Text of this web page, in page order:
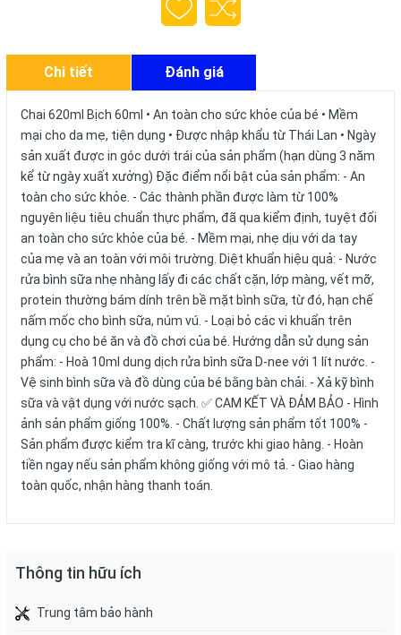
Chi tiết Đánh giá
Chai 620ml Bịch 60ml • An toàn cho sức khỏe của bé • Mềm
mại cho da mẹ, tiện dụng • Được nhập khẩu từ Thái Lan • Ngày
sản xuất được in góc dưới trái của sản phẩm (hạn dùng 3 năm
kể từ ngày xuất xưởng) Đặc điểm nổi bật của sản phẩm: - An
toàn cho sức khỏe. - Các thành phần được làm từ 100%
nguyên liệu tiêu chuẩn thực phẩm, đã qua kiểm định, tuyệt đối
an toàn cho sức khỏe của bé. - Mềm mại, nhẹ dịu với da tay
của mẹ và an toàn với môi trường. Diệt khuẩn hiệu quả: - Nước
rửa bình sữa nhẹ nhàng lấy đi các chất cặn, lớp màng, vết mỡ,
protein thường bám dính trên bề mặt bình sữa, từ đó, hạn chế
nấm mốc cho bình sữa, núm vú. - Loại bỏ các vi khuẩn trên
dụng cụ cho bé ăn và đồ chơi của bé. Hướng dẫn sử dụng sản
phẩm: - Hoà 10ml dung dịch rửa bình sữa D-nee với 1 lít nước. -
Vệ sinh bình sữa và đồ dùng của bé bằng bàn chải. - Xả kỹ bình
sữa và vật dụng với nước sạch. ✅ CAM KẾT VÀ ĐẢM BẢO - Hình
ảnh sản phẩm giống 100%. - Chất lượng sản phẩm tốt 100% -
Sản phẩm được kiểm tra kĩ càng, trước khi giao hàng. - Hoàn
tiền ngay nếu sản phẩm không giống với mô tả. - Giao hàng
toàn quốc, nhận hàng thanh toán.
Thông tin hữu ích
Trung tâm bảo hành